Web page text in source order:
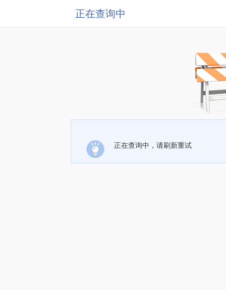
正在查询中
正在查询中，请刷新重试